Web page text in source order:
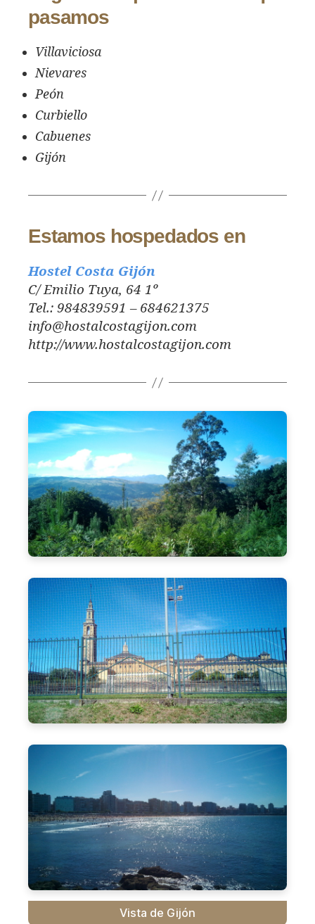
pasamos
Villaviciosa
Nievares
Peón
Curbiello
Cabuenes
Gijón
Estamos hospedados en
Hostel Costa Gijón
C/ Emilio Tuya, 64 1º
Tel.: 984839591 – 684621375
info@hostalcostagijon.com
http://www.hostalcostagijon.com
Vista de Gijón